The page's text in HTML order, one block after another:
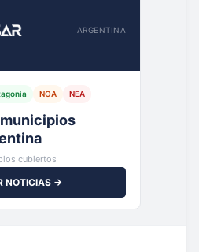
ARGENTINA
NOA NEA
cubiertos
NOTICIAS →